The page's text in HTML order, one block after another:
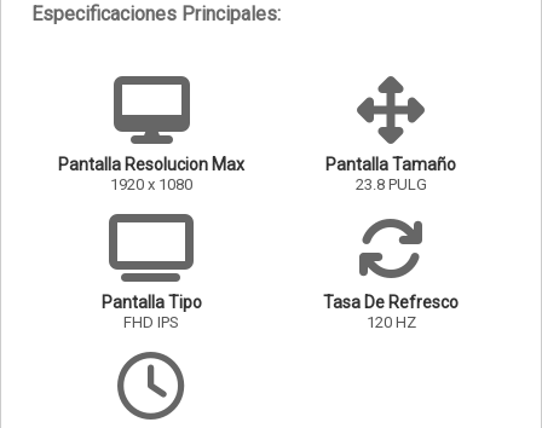
Especificaciones Principales:
Pantalla Resolucion Max
1920 x 1080
Pantalla Tamaño
23.8 PULG
Pantalla Tipo
FHD IPS
Tasa De Refresco
120 HZ